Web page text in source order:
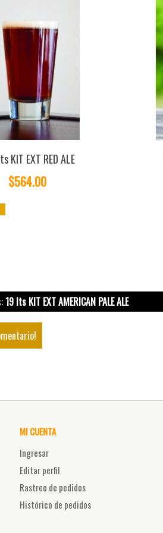
KIT EXT RED ALE
$564.00
19 lts KIT EXT AMERICAN PALE ALE
MI CUENTA
Ingresar
Editar perfil
Rastreo de pedidos
Histórico de pedidos